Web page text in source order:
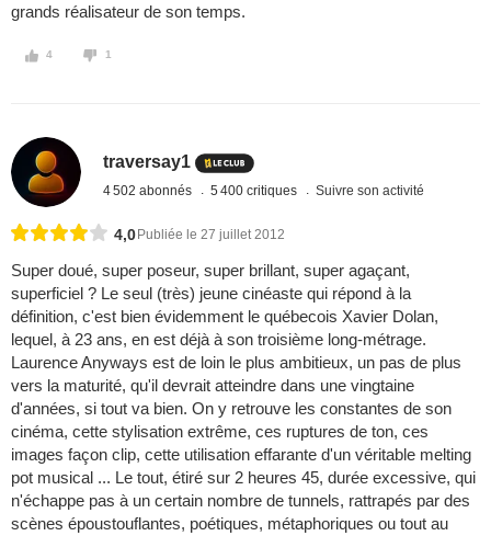
grands réalisateur de son temps.
4 1
traversay1
4 502 abonnés 5 400 critiques Suivre son activité
4,0 Publiée le 27 juillet 2012
Super doué, super poseur, super brillant, super agaçant,
superficiel ? Le seul (très) jeune cinéaste qui répond à la
définition, c'est bien évidemment le québecois Xavier Dolan,
lequel, à 23 ans, en est déjà à son troisième long-métrage.
Laurence Anyways est de loin le plus ambitieux, un pas de plus
vers la maturité, qu'il devrait atteindre dans une vingtaine
d'années, si tout va bien. On y retrouve les constantes de son
cinéma, cette stylisation extrême, ces ruptures de ton, ces
images façon clip, cette utilisation effarante d'un véritable melting
pot musical ... Le tout, étiré sur 2 heures 45, durée excessive, qui
n'échappe pas à un certain nombre de tunnels, rattrapés par des
scènes époustouflantes, poétiques, métaphoriques ou tout au